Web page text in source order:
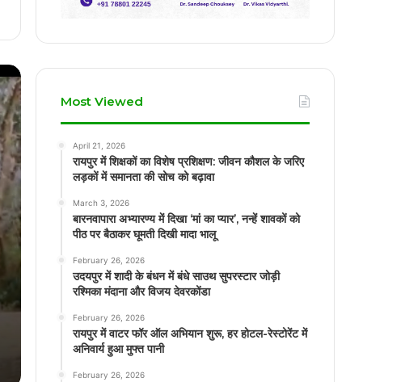
Most Viewed
April 21, 2026
रायपुर में शिक्षकों का विशेष प्रशिक्षण: जीवन कौशल के जरिए
लड़कों में समानता की सोच को बढ़ावा
March 3, 2026
बारनवापारा अभ्यारण्य में दिखा ‘मां का प्यार’, नन्हें शावकों को
पीठ पर बैठाकर घूमती दिखी मादा भालू
February 26, 2026
उदयपुर में शादी के बंधन में बंधे साउथ सुपरस्टार जोड़ी
रश्मिका मंदाना और विजय देवरकोंडा
February 26, 2026
रायपुर में वाटर फॉर ऑल अभियान शुरू, हर होटल-रेस्टोरेंट में
अनिवार्य हुआ मुफ्त पानी
February 26, 2026